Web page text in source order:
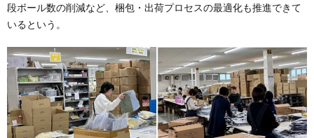
段ボール数の削減など、梱包・出荷プロセスの最適化も推進できて
いるという。